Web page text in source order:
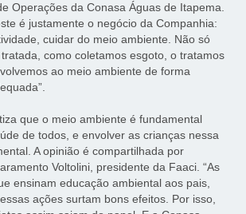
Operações da Conasa Águas de Itapema.
é justamente o negócio da Companhia:
cuidar do meio ambiente. Não só
como coletamos esgoto, o tratamos
ao meio ambiente de forma
que o meio ambiente é fundamental
de todos, e envolver as crianças nessa
A opinião é compartilhada por
Voltolini, presidente da Faaci. “As
ensinam educação ambiental aos pais,
ações surtam bons efeitos. Por isso,